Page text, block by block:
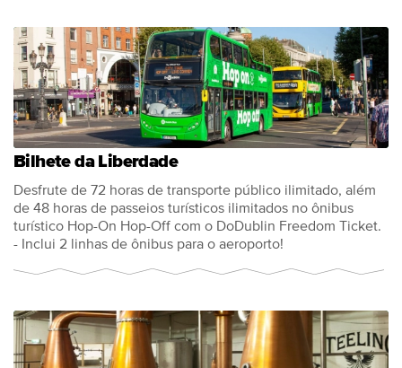
Bilhete da Liberdade
Desfrute de 72 horas de transporte público ilimitado, além
de 48 horas de passeios turísticos ilimitados no ônibus
turístico Hop-On Hop-Off com o DoDublin Freedom Ticket.
- Inclui 2 linhas de ônibus para o aeroporto!